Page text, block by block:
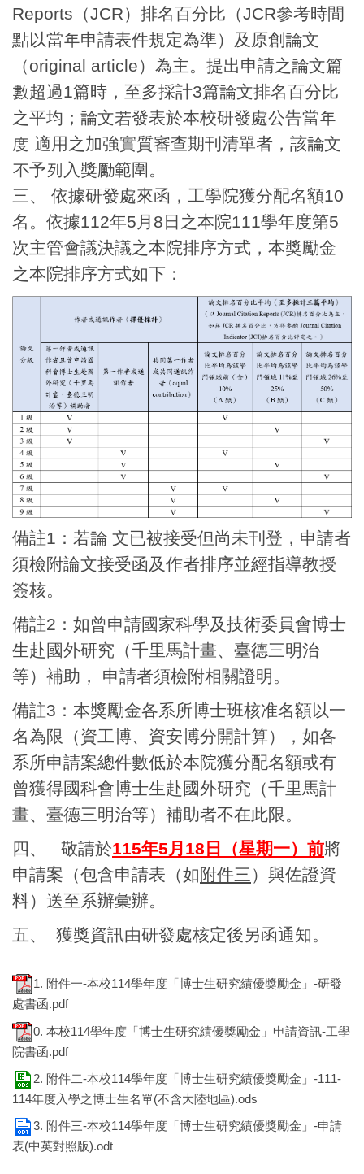
Reports（JCR）排名百分比（JCR參考時間
點以當年申請表件規定為準）及原創論文
（original article）為主。提出申請之論文篇
數超過1篇時，至多採計3篇論文排名百分比
之平均；論文若發表於本校研發處公告當年
度 適用之加強實質審查期刊清單者，該論文
不予列入獎勵範圍。
三、 依據研發處來函，工學院獲分配名額10
名。依據112年5月8日之本院111學年度第5
次主管會議決議之本院排序方式，本獎勵金
之本院排序方式如下：
備註1：若論 文已被接受但尚未刊登，申請者
須檢附論文接受函及作者排序並經指導教授
簽核。
備註2：如曾申請國家科學及技術委員會博士
生赴國外研究（千里馬計畫、臺德三明治
等）補助， 申請者須檢附相關證明。
備註3：本獎勵金各系所博士班核准名額以一
名為限（資工博、資安博分開計算），如各
系所申請案總件數低於本院獲分配名額或有
曾獲得國科會博士生赴國外研究（千里馬計
畫、臺德三明治等）補助者不在此限。
四、 敬請於115年5月18 日（星期一）前將
申請案（包含申請表（如附件三 ）與佐證資
料）送至系辦彙辦。
五、 獲獎資訊由研發處核定後另函通知。
1. 附件一-本校114學年度「博士生研究績優獎勵金」-研發
處書函.pdf
0. 本校114學年度「博士生研究績優獎勵金」申請資訊-工學
院書函.pdf
2. 附件二-本校114學年度「博士生研究績優獎勵金」-111-
114年度入學之博士生名單(不含大陸地區).ods
3. 附件三-本校114學年度「博士生研究績優獎勵金」-申請
表(中英對照版).odt